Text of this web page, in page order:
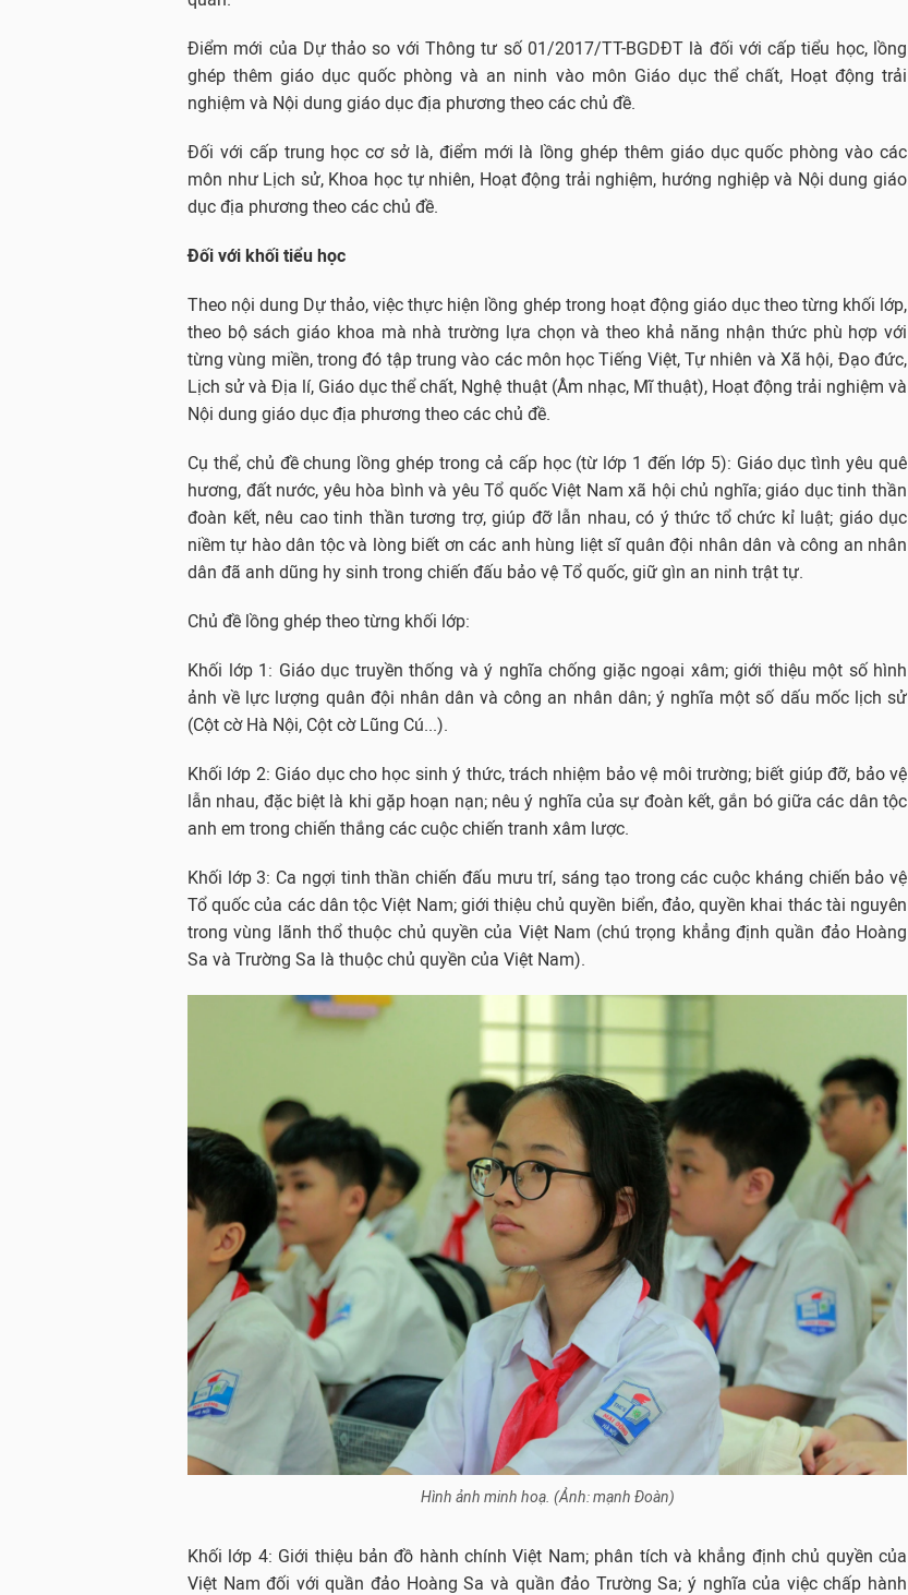
Điểm mới của Dự thảo so với Thông tư số 01/2017/TT-BGDĐT là đối với cấp tiểu học, lồng
ghép thêm giáo dục quốc phòng và an ninh vào môn Giáo dục thể chất, Hoạt động trải
nghiệm và Nội dung giáo dục địa phương theo các chủ đề.
Đối với cấp trung học cơ sở là, điểm mới là lồng ghép thêm giáo dục quốc phòng vào các
môn như Lịch sử, Khoa học tự nhiên, Hoạt động trải nghiệm, hướng nghiệp và Nội dung giáo
dục địa phương theo các chủ đề.
Đối với khối tiểu học
Theo nội dung Dự thảo, việc thực hiện lồng ghép trong hoạt động giáo dục theo từng khối lớp,
theo bộ sách giáo khoa mà nhà trường lựa chọn và theo khả năng nhận thức phù hợp với
từng vùng miền, trong đó tập trung vào các môn học Tiếng Việt, Tự nhiên và Xã hội, Đạo đức,
Lịch sử và Địa lí, Giáo dục thể chất, Nghệ thuật (Âm nhạc, Mĩ thuật), Hoạt động trải nghiệm và
Nội dung giáo dục địa phương theo các chủ đề.
Cụ thể, chủ đề chung lồng ghép trong cả cấp học (từ lớp 1 đến lớp 5): Giáo dục tình yêu quê
hương, đất nước, yêu hòa bình và yêu Tổ quốc Việt Nam xã hội chủ nghĩa; giáo dục tinh thần
đoàn kết, nêu cao tinh thần tương trợ, giúp đỡ lẫn nhau, có ý thức tổ chức kỉ luật; giáo dục
niềm tự hào dân tộc và lòng biết ơn các anh hùng liệt sĩ quân đội nhân dân và công an nhân
dân đã anh dũng hy sinh trong chiến đấu bảo vệ Tổ quốc, giữ gìn an ninh trật tự.
Chủ đề lồng ghép theo từng khối lớp:
Khối lớp 1: Giáo dục truyền thống và ý nghĩa chống giặc ngoại xâm; giới thiệu một số hình
ảnh về lực lượng quân đội nhân dân và công an nhân dân; ý nghĩa một số dấu mốc lịch sử
(Cột cờ Hà Nội, Cột cờ Lũng Cú...).
Khối lớp 2: Giáo dục cho học sinh ý thức, trách nhiệm bảo vệ môi trường; biết giúp đỡ, bảo vệ
lẫn nhau, đặc biệt là khi gặp hoạn nạn; nêu ý nghĩa của sự đoàn kết, gắn bó giữa các dân tộc
anh em trong chiến thắng các cuộc chiến tranh xâm lược.
Khối lớp 3: Ca ngợi tinh thần chiến đấu mưu trí, sáng tạo trong các cuộc kháng chiến bảo vệ
Tổ quốc của các dân tộc Việt Nam; giới thiệu chủ quyền biển, đảo, quyền khai thác tài nguyên
trong vùng lãnh thổ thuộc chủ quyền của Việt Nam (chú trọng khẳng định quần đảo Hoàng
Sa và Trường Sa là thuộc chủ quyền của Việt Nam).
Hình ảnh minh hoạ. (Ảnh: mạnh Đoàn)
Khối lớp 4: Giới thiệu bản đồ hành chính Việt Nam; phân tích và khẳng định chủ quyền của
Việt Nam đối với quần đảo Hoàng Sa và quần đảo Trường Sa; ý nghĩa của việc chấp hành